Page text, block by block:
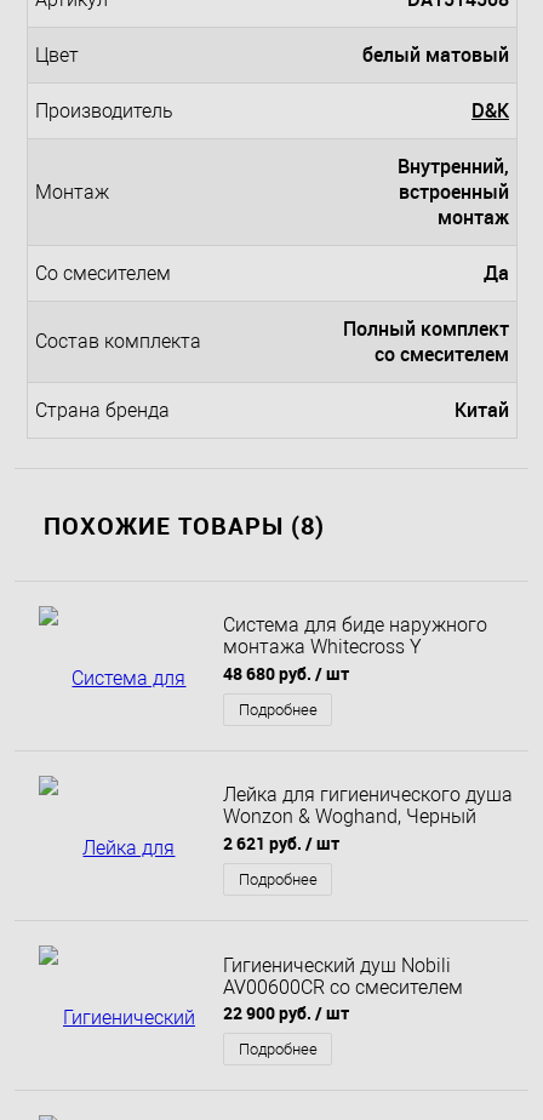
Цвет белый матовый
Производитель D&K
Монтаж
Внутренний,
встроенный
монтаж
Со смесителем Да
Состав комплекта
Полный комплект
со смесителем
Страна бренда Китай
ПОХОЖИЕ ТОВАРЫ (8)
Система для биде наружного
монтажа Whitecross Y
SYSYBI3GLB (брашированное
золото)
48 680 руб. / шт
Подробнее
Лейка для гигиенического душа
Wonzon & Woghand, Черный
матовый (WW-88PQ01-MB)
2 621 руб. / шт
Подробнее
Гигиенический душ Nobili
AV00600CR со смесителем
22 900 руб. / шт
Подробнее